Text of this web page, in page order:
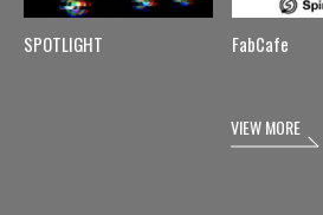
SPOTLIGHT FabCafe
VIEW MORE